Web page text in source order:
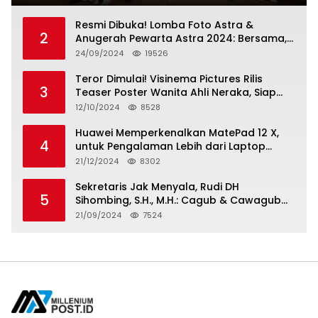
2
Resmi Dibuka! Lomba Foto Astra &
Anugerah Pewarta Astra 2024: Bersama,
Berkarya, Berkelanjutan
24/09/2024 19526
3
Teror Dimulai! Visinema Pictures Rilis
Teaser Poster Wanita Ahli Neraka, Siap
Tayang di Bioskop 14 November 2024
12/10/2024 8528
4
Huawei Memperkenalkan MatePad 12 X,
untuk Pengalaman Lebih dari Laptop
dengan Layar Ultra Bright dan Desain
Standar Baru untuk Produktivitas di Mana
Saja
21/12/2024 8302
5
Sekretaris Jak Menyala, Rudi DH
Sihombing, S.H., M.H.: Cagub & Cawagub
DKI Jakarta Pramono Anung dan Rano
21/09/2024 7524